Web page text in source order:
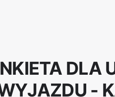
DLA
-